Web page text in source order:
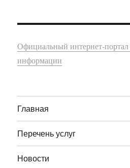
Официальный интернет-портал
информации
Главная
Перечень услуг
Новости